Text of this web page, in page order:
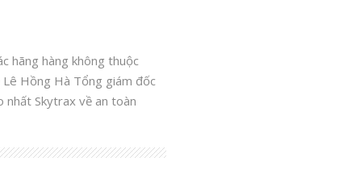
hãng hàng không thuộc
Hồng Hà Tổng giám đốc
nhất Skytrax về an toàn